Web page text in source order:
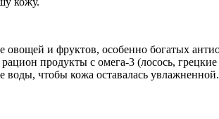
овощей и фруктов, особенно богатых
продукты с омега-3 (лосось,
воды, чтобы кожа оставалась увлажненной.